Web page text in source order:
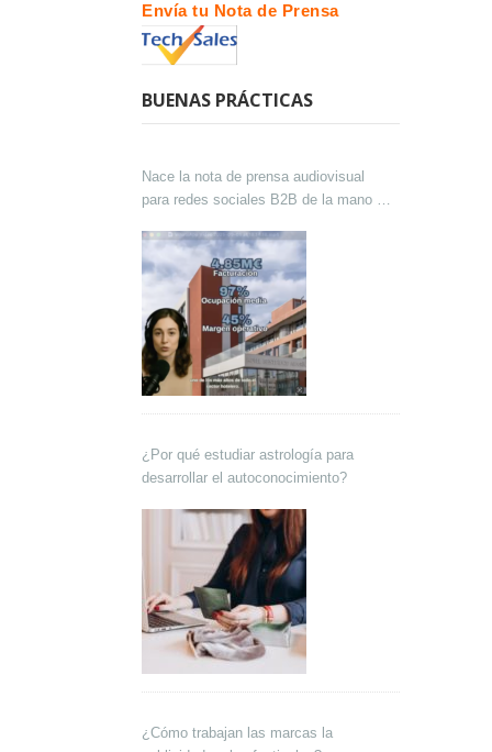
Envía tu Nota de Prensa
BUENAS PRÁCTICAS
Nace la nota de prensa audiovisual
para redes sociales B2B de la mano de
¿Por qué estudiar astrología para
desarrollar el autoconocimiento?
¿Cómo trabajan las marcas la